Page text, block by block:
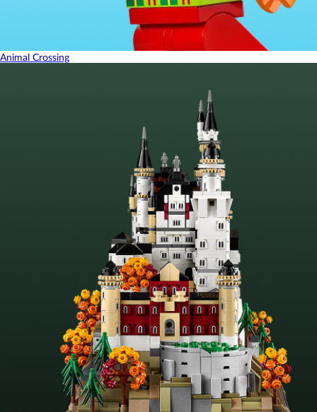
Animal Crossing